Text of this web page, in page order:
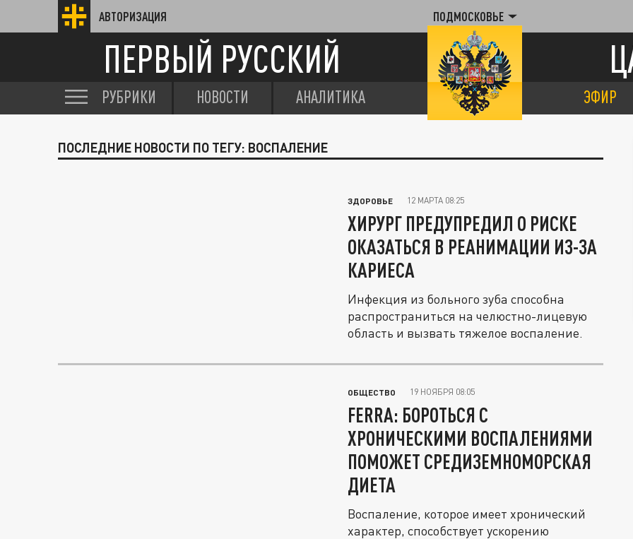
АВТОРИЗАЦИЯ ПОДМОСКОВЬЕ
ПЕРВЫЙ РУССКИЙ
РУБРИКИ НОВОСТИ АНАЛИТИКА ЭФИР
ПОСЛЕДНИЕ НОВОСТИ ПО ТЕГУ: ВОСПАЛЕНИЕ
ЗДОРОВЬЕ 12 МАРТА 08:25
ХИРУРГ ПРЕДУПРЕДИЛ О РИСКЕ
ОКАЗАТЬСЯ В РЕАНИМАЦИИ ИЗ-ЗА
КАРИЕСА
Инфекция из больного зуба способна
распространиться на челюстно-лицевую
область и вызвать тяжелое воспаление.
ОБЩЕСТВО 19 НОЯБРЯ 08:05
FERRA: БОРОТЬСЯ С
ХРОНИЧЕСКИМИ ВОСПАЛЕНИЯМИ
ПОМОЖЕТ СРЕДИЗЕМНОМОРСКАЯ
ДИЕТА
Воспаление, которое имеет хронический
характер, способствует ускорению